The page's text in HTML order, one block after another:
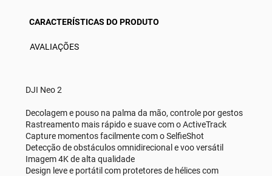
CARACTERÍSTICAS DO PRODUTO
AVALIAÇÕES
DJI Neo 2
Decolagem e pouso na palma da mão, controle por gestos
Rastreamento mais rápido e suave com o ActiveTrack
Capture momentos facilmente com o SelfieShot
Detecção de obstáculos omnidirecional e voo versátil
Imagem 4K de alta qualidade
Design leve e portátil com protetores de hélices com